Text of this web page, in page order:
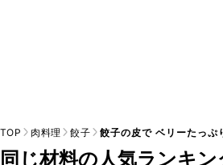
TOP 肉料理 餃子 餃子の皮で ベリーたっぷ
同じ材料の人気ランキン